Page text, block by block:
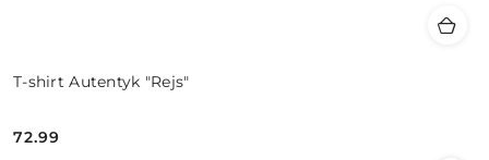
T-shirt Autentyk "Rejs"
Cena:
72.99